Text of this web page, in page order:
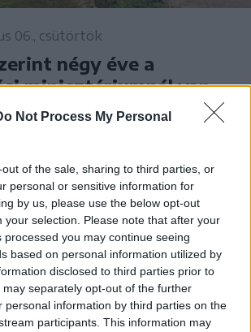
Not Process My Personal
of the sale, sharing to third parties, or
personal or sensitive information for
by us, please use the below opt-out
your selection. Please note that after your
processed you may continue seeing
based on personal information utilized by
disclosed to third parties prior to
separately opt-out of the further
personal information by third parties on the
participants. This information may
06., csütörtök
négy éve a
minisztériumnál van
ami a Duna
növelését segítené